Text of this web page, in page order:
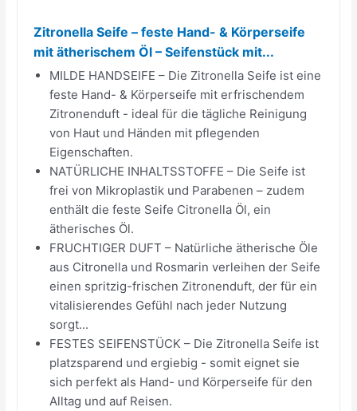
Zitronella Seife – feste Hand- & Körperseife
mit ätherischem Öl – Seifenstück mit...
MILDE HANDSEIFE – Die Zitronella Seife ist eine
feste Hand- & Körperseife mit erfrischendem
Zitronenduft - ideal für die tägliche Reinigung
von Haut und Händen mit pflegenden
Eigenschaften.
NATÜRLICHE INHALTSSTOFFE – Die Seife ist
frei von Mikroplastik und Parabenen – zudem
enthält die feste Seife Citronella Öl, ein
ätherisches Öl.
FRUCHTIGER DUFT – Natürliche ätherische Öle
aus Citronella und Rosmarin verleihen der Seife
einen spritzig-frischen Zitronenduft, der für ein
vitalisierendes Gefühl nach jeder Nutzung
sorgt...
FESTES SEIFENSTÜCK – Die Zitronella Seife ist
platzsparend und ergiebig - somit eignet sie
sich perfekt als Hand- und Körperseife für den
Alltag und auf Reisen.